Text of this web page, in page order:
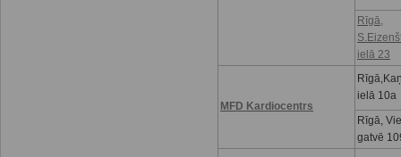
Rīgā,
ielā 23
MFD Kardiocentrs
ielā 10a
Rīgā,
gatvē